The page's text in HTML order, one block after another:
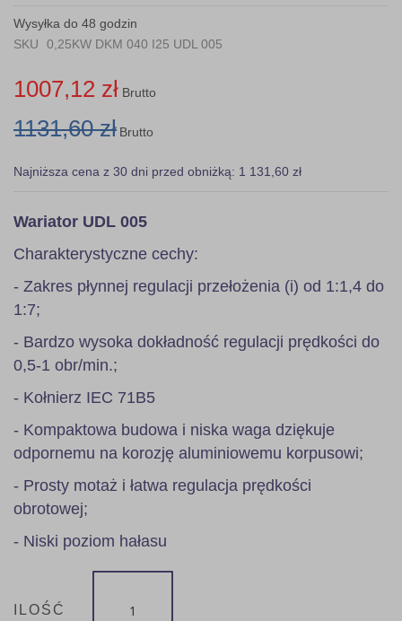
the
images
Wysyłka do 48 godzin
SKU
0,25KW DKM 040 I25 UDL 005
1007,12 zł Brutto
1131,60 zł Brutto
Najniższa cena z 30 dni przed obniżką: 1 131,60 zł
Wariator UDL 005
Charakterystyczne cechy:
- Zakres płynnej regulacji przełożenia (i) od 1:1,4 do
1:7;
- Bardzo wysoka dokładność regulacji prędkości do
0,5-1 obr/min.;
- Kołnierz IEC 71B5
- Kompaktowa budowa i niska waga dziękuje
odpornemu na korozję aluminiowemu korpusowi;
- Prosty motaż i łatwa regulacja prędkości
obrotowej;
- Niski poziom hałasu
ILOŚĆ